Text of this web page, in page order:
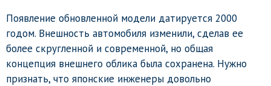
Появление обновленной модели датируется 2000
годом. Внешность автомобиля изменили, сделав ее
более скругленной и современной, но общая
концепция внешнего облика была сохранена. Нужно
признать, что японские инженеры довольно